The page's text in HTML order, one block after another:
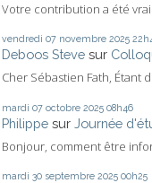
Votre contribution a été
vendredi 07 novembre 2025
Deboos Steve sur
Cher Sébastien Fath, Étant
mardi 07 octobre 2025 08h46
Philippe sur Journée
Bonjour, comment être
mardi 30 septembre 2025 00h25